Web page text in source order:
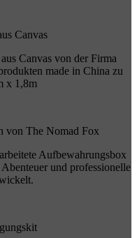
Canvas
Canvas von der Firma
made in China zu
x 1,8m
von The Nomad Fox
Aufbewahrungsbox
und professionelle